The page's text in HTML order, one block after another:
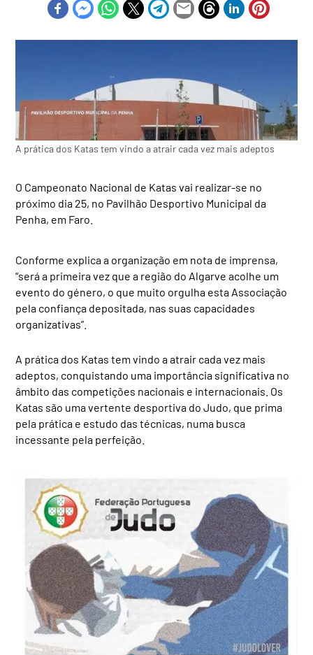
A prática dos Katas tem vindo a atrair cada vez mais adeptos
O Campeonato Nacional de Katas vai realizar-se no
próximo dia 25, no Pavilhão Desportivo Municipal da
Penha, em Faro.
Conforme explica a organização em nota de imprensa,
“será a primeira vez que a região do Algarve acolhe um
evento do género, o que muito orgulha esta Associação
pela confiança depositada, nas suas capacidades
organizativas”.
A prática dos Katas tem vindo a atrair cada vez mais
adeptos, conquistando uma importância significativa no
âmbito das competições nacionais e internacionais. Os
Katas são uma vertente desportiva do Judo, que prima
pela prática e estudo das técnicas, numa busca
incessante pela perfeição.